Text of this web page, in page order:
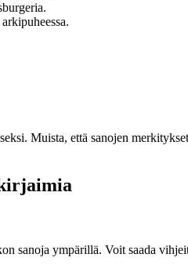
Muista, että sanojen
sanoja ympärillä. Voit saada